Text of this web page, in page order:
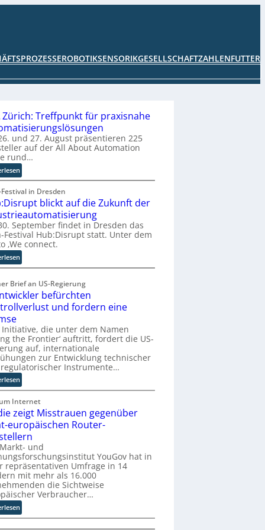
ROBOTIKSENSORIKGESELLSCHAFTZAHLENFUTTER
Zürich: Treffpunkt für praxisnahe
und 27. August präsentieren 225
auf der All About Automation
rund…
:
A
A
A
Z
ü
r
i
c
h
T
r
e
f
p
u
n
k
t
f
ü
r
p
r
a
x
i
s
n
a
h
e
in Dresden
blickt auf die Zukunft der
September findet in Dresden das
Festival Hub:Disrupt statt. Unter dem
‚We connect.
:
H
b
:
D
s
r
u
p
t
b
i
c
k
t
a
u
f
d
i
e
Z
Brief an US-Regierung
befürchten
und fordern eine
Initiative, die unter dem Namen
the Frontier‘ auftritt, fordert die US-
auf, internationale
zur Entwicklung technischer
Instrumente…
:
K
I
-
E
t
w
i
c
k
l
e
r
b
Internet
zeigt Misstrauen gegenüber
europäischen Router-
und
YouGov hat in
repräsentativen Umfrage in 14
mit mehr als 16.000
die Sichtweise
Verbraucher…
:
S
t